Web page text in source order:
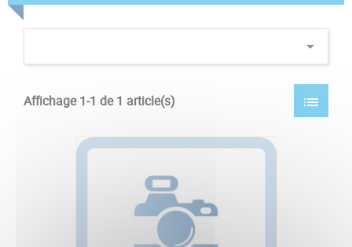

Affichage 1-1 de 1 article(s) list